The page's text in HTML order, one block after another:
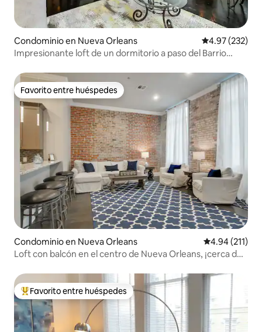
Condominio en Nueva Orleans Calificación
4.97 (232)
Impresionante loft de un dormitorio a paso del Barrio
Favorito entre huéspedes
Favorito entre huéspedes
Condominio en Nueva Orleans Calificación
4.94 (211)
Loft con balcón en el centro de Nueva Orleans, ¡cerca del
De los mejores en Favorito entre huéspedes
Favorito entre huéspedes